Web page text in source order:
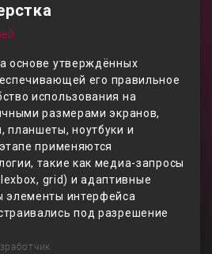
основе утверждённых
его правильное
использования на
размерами экранов,
планшеты, ноутбуки и
применяются
такие как медиа-запросы
grid) и адаптивные
элементы интерфейса
под разрешение